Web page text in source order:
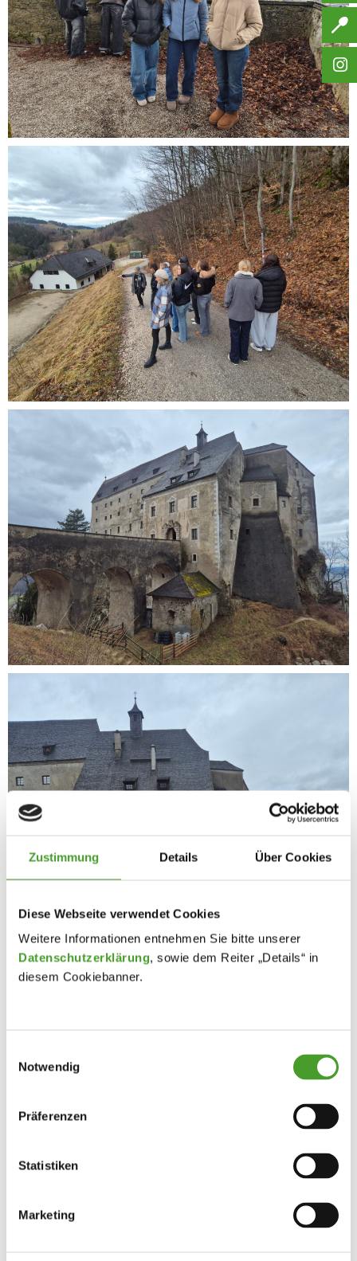
Zustimmung Details Über Cookies
Diese Webseite verwendet Cookies
Weitere Informationen entnehmen Sie bitte unserer
Datenschutzerklärung, sowie dem Reiter „Details“ in
diesem Cookiebanner.
Notwendig
Präferenzen
Statistiken
Marketing